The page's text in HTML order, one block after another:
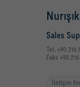
Sales
Tel. +90 216
Faks +90
İletişim